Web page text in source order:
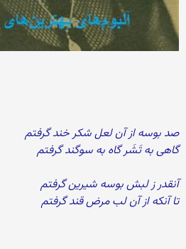
صد بوسه از آن لعل شکر خند گرفتم
گاهی به تَشَر گاه به سوگند گرفتم
آنقدر ز لبش بوسه شیرین گرفتم
تا آنکه از آن لب مرض قند گرفتم